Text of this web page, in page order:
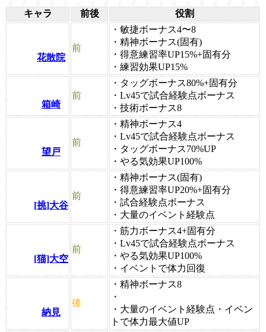
キャラ 前後 役割
花散院
前
・敏捷ボーナス4〜8
・精神ボーナス(固有)
・得意練習率UP15%+固有分
・練習効果UP15%
箱崎
前
・タッグボーナス80%+固有分
・Lv45で試合経験点ボーナス
・技術ボーナス8
望戸
前
・精神ボーナス4
・Lv45で試合経験点ボーナス
・タッグボーナス70%UP
・やる気効果UP100%
[挑]大谷
前
・精神ボーナス(固有)
・得意練習率UP20%+固有分
・試合経験点ボーナス
・大量のイベント経験点
[猫]大空
前
・筋力ボーナス4+固有分
・Lv45で試合経験点ボーナス
・やる気効果UP100%
・イベントで体力回復
納見
後
・精神ボーナス8
・
・大量のイベント経験点・イベン
トで体力最大値UP